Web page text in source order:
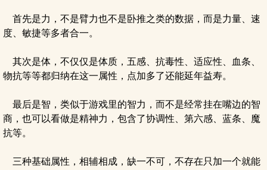
首先是力，不是臂力也不是卧推之类的数据，而是力量、速
度、敏捷等多者合一。
其次是体，不仅仅是体质，五感、抗毒性、适应性、血条、
物抗等等都归纳在这一属性，点加多了还能延年益寿。
最后是智，类似于游戏里的智力，而不是经常挂在嘴边的智
商，也可以看做是精神力，包含了协调性、第六感、蓝条、魔
抗等。
三种基础属性，相辅相成，缺一不可，不存在只加一个就能